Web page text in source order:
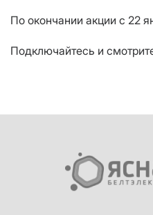
По окончании акции с 22
Подключайтесь и